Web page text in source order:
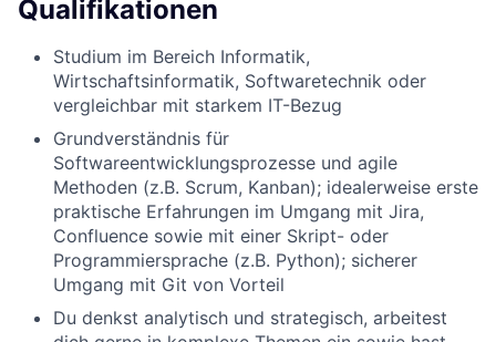
Qualifikationen
Studium im Bereich Informatik,
Wirtschaftsinformatik, Softwaretechnik oder
vergleichbar mit starkem IT-Bezug
Grundverständnis für
Softwareentwicklungsprozesse und agile
Methoden (z.B. Scrum, Kanban); idealerweise erste
praktische Erfahrungen im Umgang mit Jira,
Confluence sowie mit einer Skript- oder
Programmiersprache (z.B. Python); sicherer
Umgang mit Git von Vorteil
Du denkst analytisch und strategisch, arbeitest